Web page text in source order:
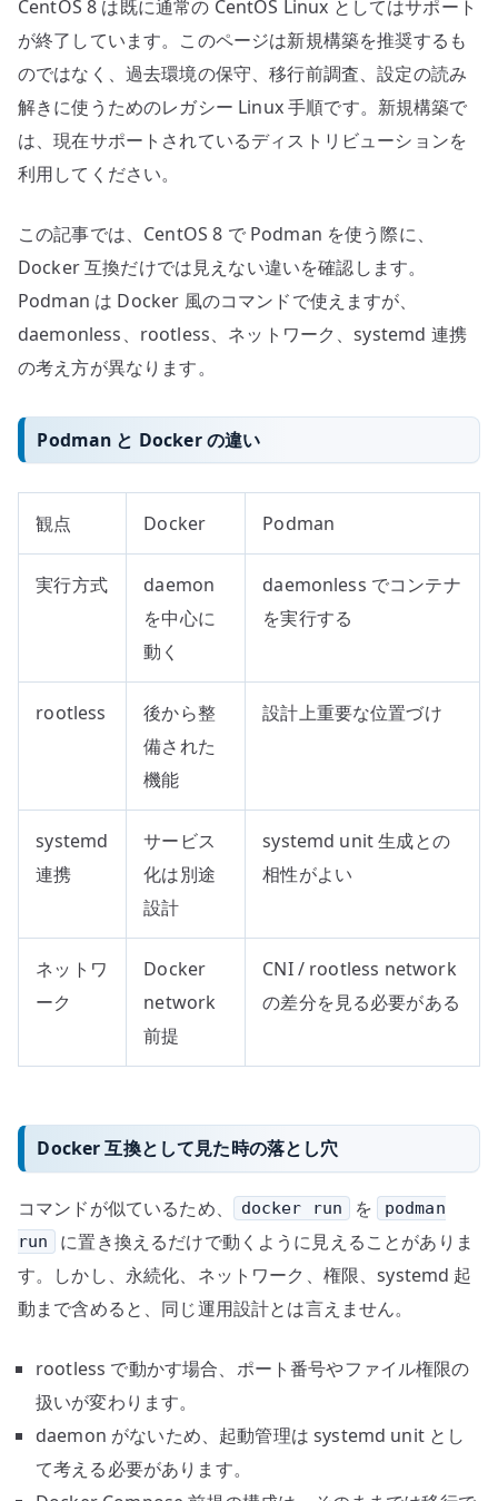
CentOS 8 は既に通常の CentOS Linux としてはサポート
が終了しています。このページは新規構築を推奨するも
のではなく、過去環境の保守、移行前調査、設定の読み
解きに使うためのレガシー Linux 手順です。新規構築で
は、現在サポートされているディストリビューションを
利用してください。
この記事では、CentOS 8 で Podman を使う際に、
Docker 互換だけでは見えない違いを確認します。
Podman は Docker 風のコマンドで使えますが、
daemonless、rootless、ネットワーク、systemd 連携
の考え方が異なります。
Podman と Docker の違い
観点 Docker Podman
実行方式
daemon
を中心に
動く
daemonless でコンテナ
を実行する
rootless
後から整
備された
機能
設計上重要な位置づけ
systemd
連携
サービス
化は別途
設計
systemd unit 生成との
相性がよい
ネットワ
ーク
Docker
network
前提
CNI / rootless network
の差分を見る必要がある
Docker 互換として見た時の落とし穴
コマンドが似ているため、 docker run を
podman
run
に置き換えるだけで動くように見えることがありま
す。しかし、永続化、ネットワーク、権限、systemd 起
動まで含めると、同じ運用設計とは言えません。
rootless で動かす場合、ポート番号やファイル権限の
扱いが変わります。
daemon がないため、起動管理は systemd unit とし
て考える必要があります。